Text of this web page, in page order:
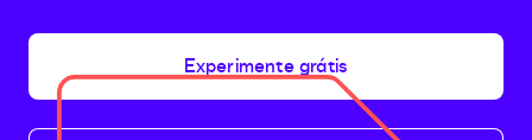
Experimente grátis